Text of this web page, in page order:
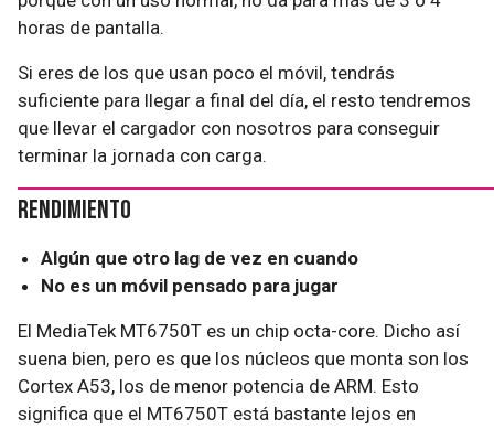
horas de pantalla.
Si eres de los que usan poco el móvil, tendrás
suficiente para llegar a final del día, el resto tendremos
que llevar el cargador con nosotros para conseguir
terminar la jornada con carga.
Rendimiento
Algún que otro lag de vez en cuando
No es un móvil pensado para jugar
El MediaTek MT6750T es un chip octa-core. Dicho así
suena bien, pero es que los núcleos que monta son los
Cortex A53, los de menor potencia de ARM. Esto
significa que el MT6750T está bastante lejos en